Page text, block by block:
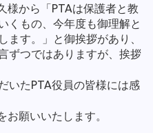
様から「PTAは保護者と教
くもの、今年度も御理解と
ます。」と御挨拶があり、
ずつではありますが、挨拶
いたPTA役員の皆様には感
願いいたします。